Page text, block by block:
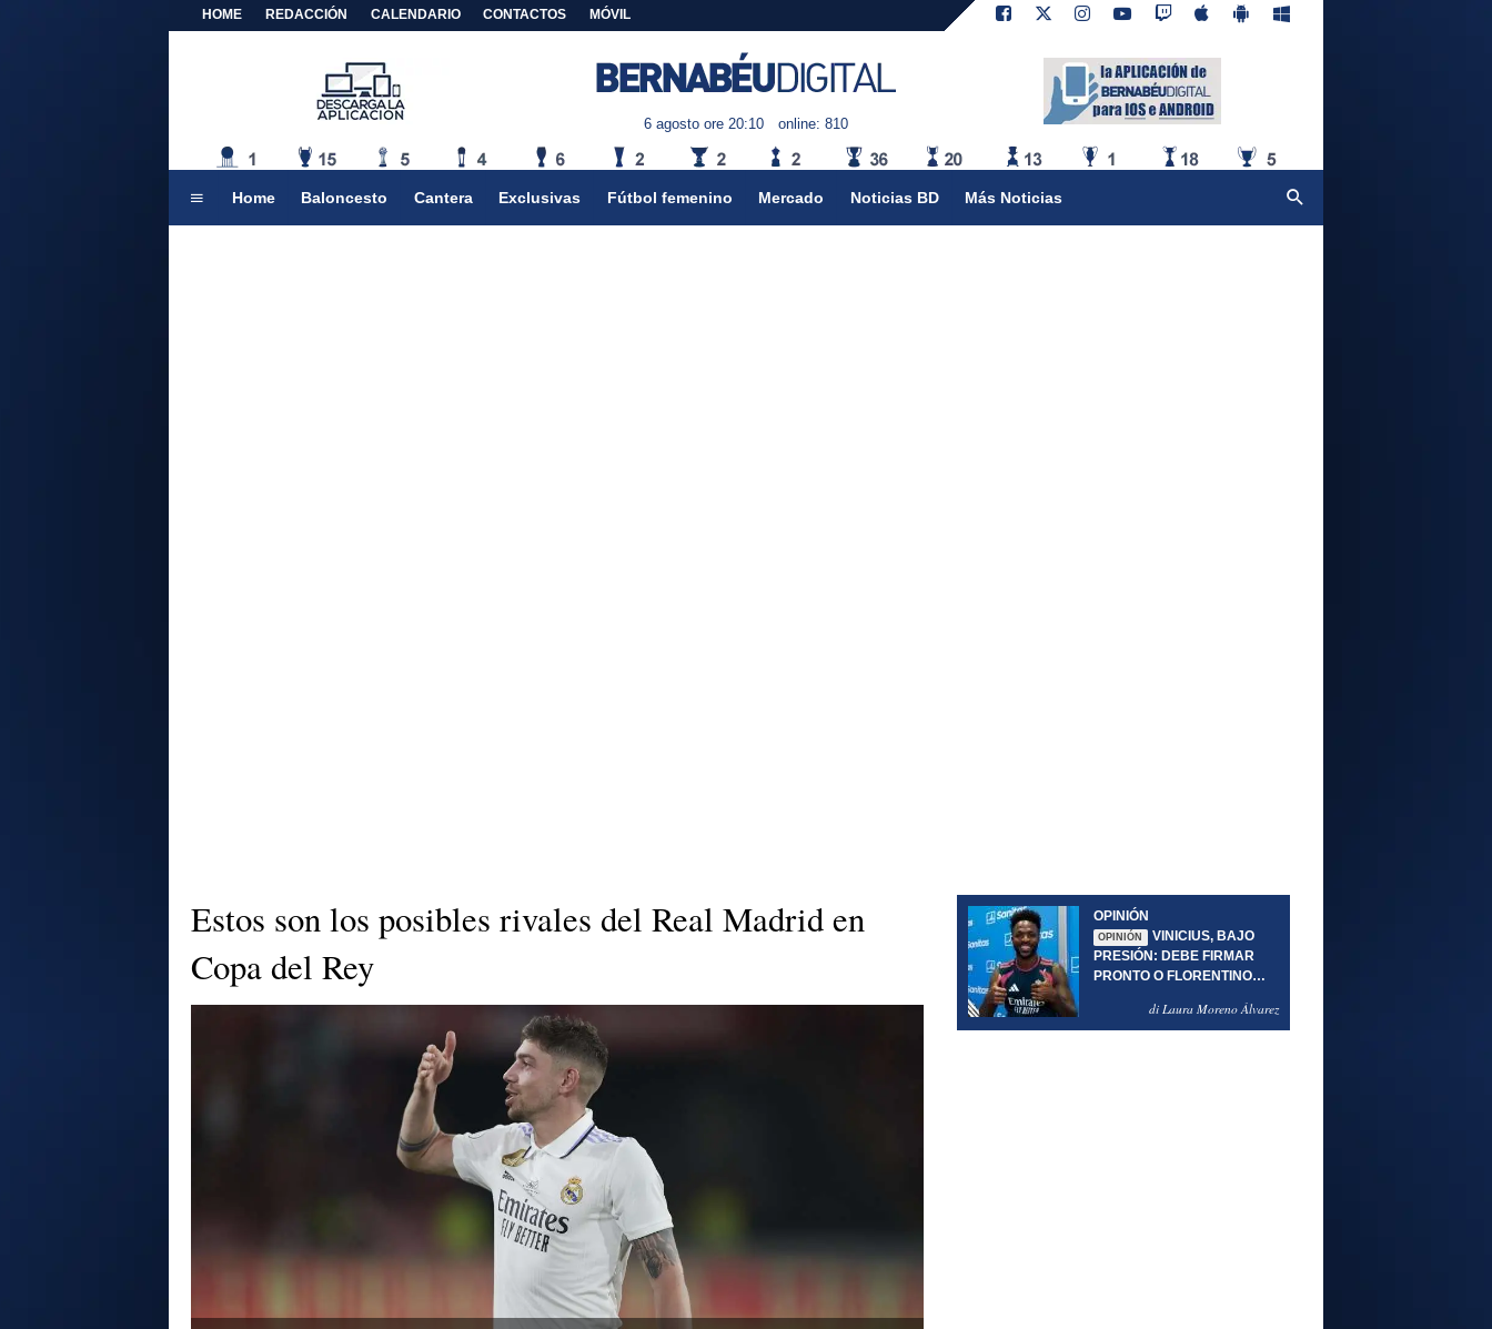
HOME REDACCIÓN CALENDARIO CONTACTOS MÓVIL
6 agosto ore 20:10 online: 810
Home Baloncesto Cantera Exclusivas Fútbol femenino Mercado Noticias BD Más Noticias
Estos son los posibles rivales del Real Madrid en
Copa del Rey
OPINIÓN
OPINIÓN
VINICIUS, BAJO
PRESIÓN: DEBE FIRMAR
PRONTO O FLORENTINO
di Laura Moreno Álvarez